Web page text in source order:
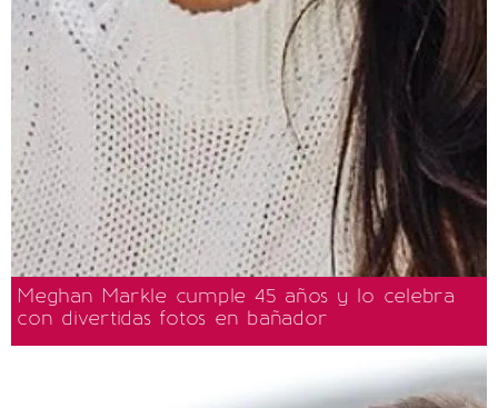
Meghan Markle cumple 45 años y lo celebra
con divertidas fotos en bañador